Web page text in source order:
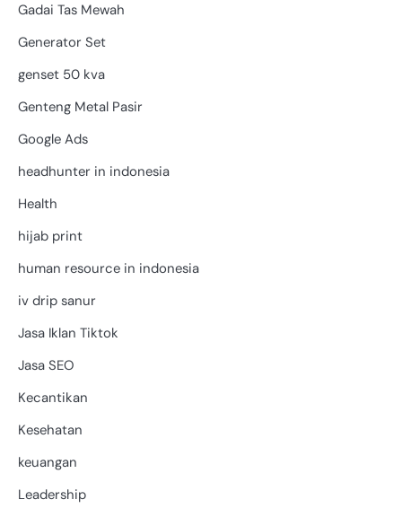
Gadai Tas Mewah
Generator Set
genset 50 kva
Genteng Metal Pasir
Google Ads
headhunter in indonesia
Health
hijab print
human resource in indonesia
iv drip sanur
Jasa Iklan Tiktok
Jasa SEO
Kecantikan
Kesehatan
keuangan
Leadership